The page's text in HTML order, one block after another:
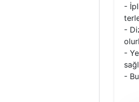
-
-
-
-